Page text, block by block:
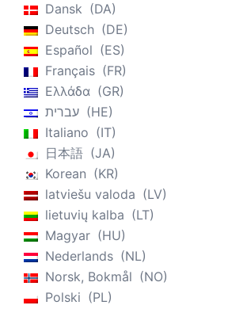
Dansk
DA
Deutsch
DE
Español
ES
Français
FR
Ελλάδα
GR
עברית
HE
Italiano
IT
日本語
JA
Korean
KR
latviešu valoda
LV
lietuvių kalba
LT
Magyar
HU
Nederlands
NL
Norsk, Bokmål
NO
Polski
PL